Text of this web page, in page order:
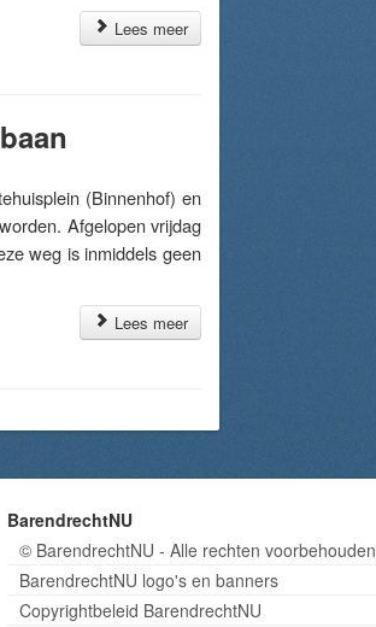
Lees meer
(Binnenhof) en
Afgelopen vrijdag
weg is inmiddels geen
Lees meer
BarendrechtNU
© BarendrechtNU - Alle rechten voorbehouden
BarendrechtNU logo's en banners
Copyrightbeleid BarendrechtNU